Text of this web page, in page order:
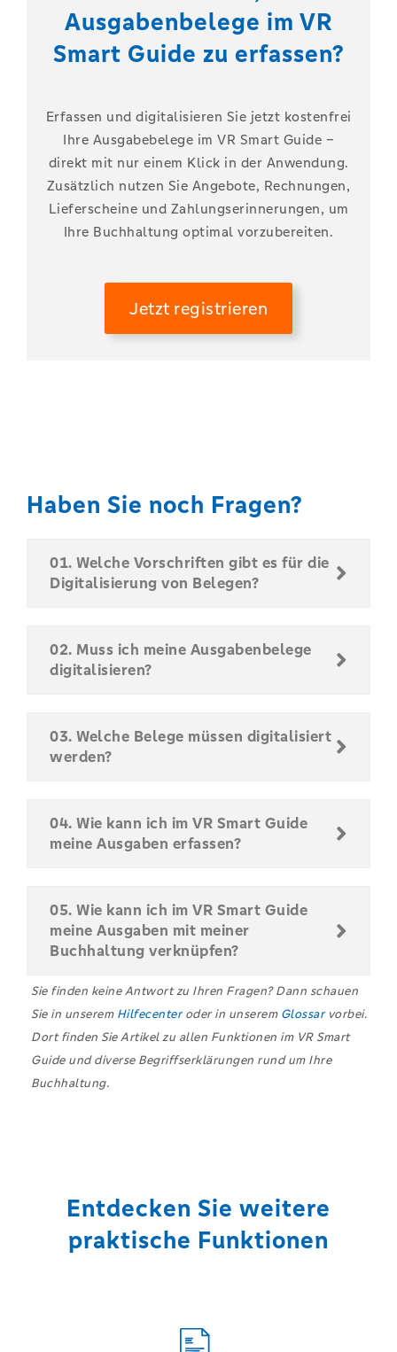
Ausgabenbelege im VR
Smart Guide zu erfassen?
Erfassen und digitalisieren Sie jetzt kostenfrei
Ihre Ausgabebelege im VR Smart Guide –
direkt mit nur einem Klick in der Anwendung.
Zusätzlich nutzen Sie Angebote, Rechnungen,
Lieferscheine und Zahlungserinnerungen, um
Ihre Buchhaltung optimal vorzubereiten.
Jetzt registrieren
Haben Sie noch Fragen?
01. Welche Vorschriften gibt es für die
Digitalisierung von Belegen?
02. Muss ich meine Ausgabenbelege
digitalisieren?
03. Welche Belege müssen digitalisiert
werden?
04. Wie kann ich im VR Smart Guide
meine Ausgaben erfassen?
05. Wie kann ich im VR Smart Guide
meine Ausgaben mit meiner
Buchhaltung verknüpfen?
Sie finden keine Antwort zu Ihren Fragen? Dann schauen
Sie in unserem Hilfecenteroder in unserem Glossarvorbei.
Dort finden Sie Artikel zu allen Funktionen im VR Smart
Guide und diverse Begriffserklärungen rund um Ihre
Buchhaltung.
Entdecken Sie weitere
praktische Funktionen